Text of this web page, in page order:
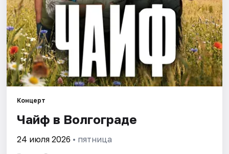
Артисты
Рейтинги
Концерт
Чайф в Волгограде
24 июля 2026 • пятница